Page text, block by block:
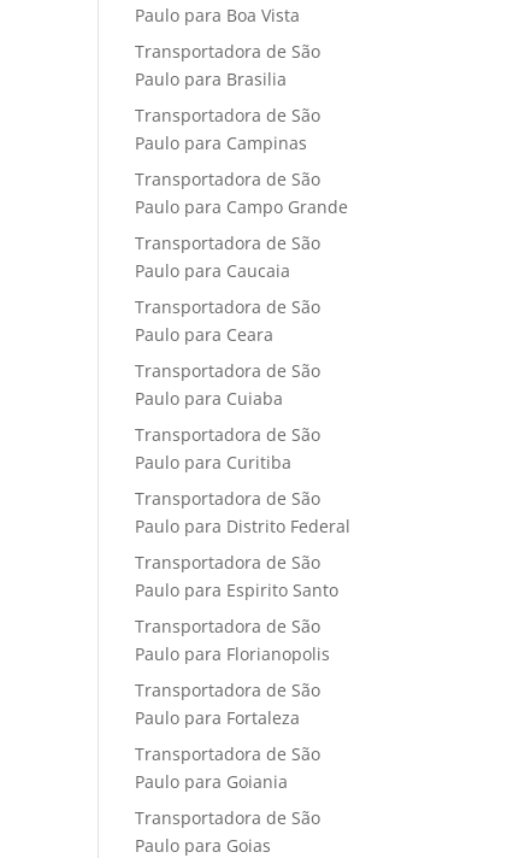
Paulo para Boa Vista
Transportadora de São
Paulo para Brasilia
Transportadora de São
Paulo para Campinas
Transportadora de São
Paulo para Campo Grande
Transportadora de São
Paulo para Caucaia
Transportadora de São
Paulo para Ceara
Transportadora de São
Paulo para Cuiaba
Transportadora de São
Paulo para Curitiba
Transportadora de São
Paulo para Distrito Federal
Transportadora de São
Paulo para Espirito Santo
Transportadora de São
Paulo para Florianopolis
Transportadora de São
Paulo para Fortaleza
Transportadora de São
Paulo para Goiania
Transportadora de São
Paulo para Goias